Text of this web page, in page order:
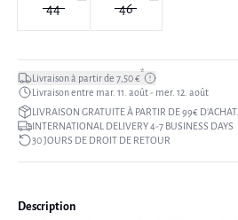
44 46
Livraison à partir de 7,50 €*
Livraison entre mar. 11. août - mer. 12. août
LIVRAISON GRATUITE À PARTIR DE 99€ D’ACHAT.
INTERNATIONAL DELIVERY 4-7 BUSINESS DAYS
30 JOURS DE DROIT DE RETOUR
Description